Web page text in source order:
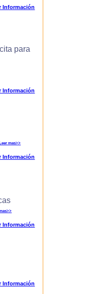
Información
para
Información
mas>>
Información
Información
Información